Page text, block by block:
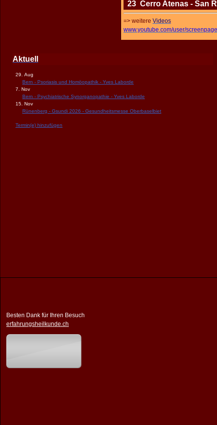
23 Cerro Atenas - San
=> weitere Videos
www.youtube.com/user/screenpage
Aktuell
29. Aug
Bern - Psoriasis und Homöopathik - Yves Laborde
7. Nov
Bern - Psychiatrische Synorganopathie - Yves Laborde
15. Nov
Rünenberg - Gsundi 2026 - Gesundheitsmesse Oberbaselbiet
Termin(e) hinzufügen
Besten Dank für Ihren Besuch
erfahrungsheilkunde.ch